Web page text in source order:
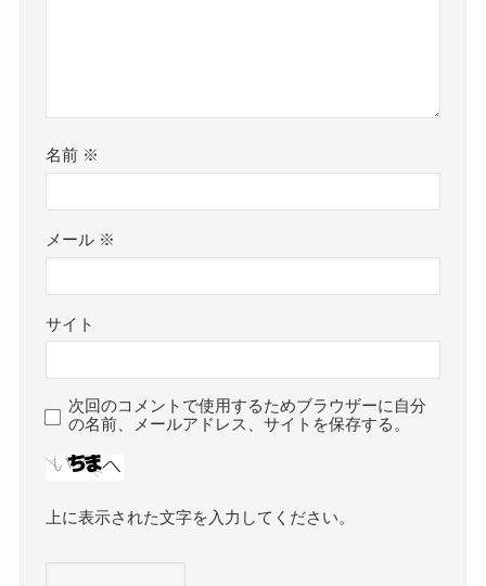
名前 ※
メール ※
サイト
次回のコメントで使用するためブラウザーに自分
の名前、メールアドレス、サイトを保存する。
上に表示された文字を入力してください。